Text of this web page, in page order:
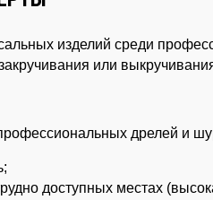
изделий среди
или
дрелей и
доступных местах